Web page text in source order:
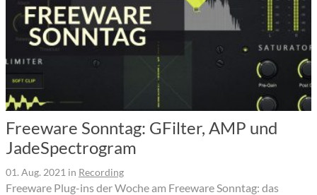
Freeware Sonntag: GFilter, AMP und
JadeSpectrogram
01. Aug. 2021 in Recording
Freeware Plug-ins der Woche am Freeware Sonntag: das